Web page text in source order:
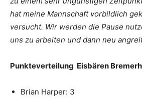
hat meine Mannschaft vorbildlich
versucht. Wir werden die Pause
uns zu arbeiten und dann neu
Punkteverteilung Eisbären
Brian Harper: 3